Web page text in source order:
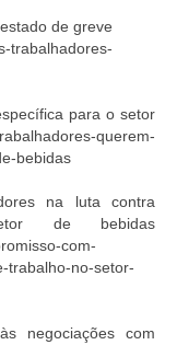
de greve
trabalhadores-
para o setor
querem-
bebidas
na luta contra
de bebidas
com-
trabalho-no-setor-
negociações com